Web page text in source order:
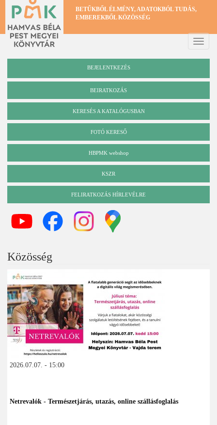
Ugrás
tartalomra
BETŰKBŐL ÉLMÉNY, ADATOKBÓL TUDÁS,
EMBEREKBŐL KÖZÖSSÉG
Toggle
BEJELENTKEZÉS
BEIRATKOZÁS
Katalógus
KERESÉS A KATALÓGUSBAN
FOTÓ KERESŐ
HBPMK webshop
KSZR
FELIRATKOZÁS HÍRLEVÉLRE
Közösség
2026.07.07. - 15:00
Netrevalók - Természetjárás, utazás, online szállásfoglalás